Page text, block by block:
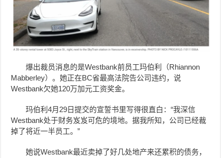
爆出裁员消息的是Westbank前员工玛伯利（Rhiannon
Mabberley）。她正在BC省最高法院告公司违约，说
Westbank欠她120万加元工资奖金。
玛伯利4月29日提交的宣誓书里写得很直白：“我深信
Westbank处于财务岌岌可危的境地。据我所知，公司已经裁
掉了将近一半员工。”
她说Westbank最近卖掉了好几处地产来还累积的债务，